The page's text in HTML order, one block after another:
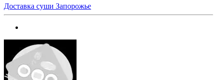
Доставка суши Запорожье